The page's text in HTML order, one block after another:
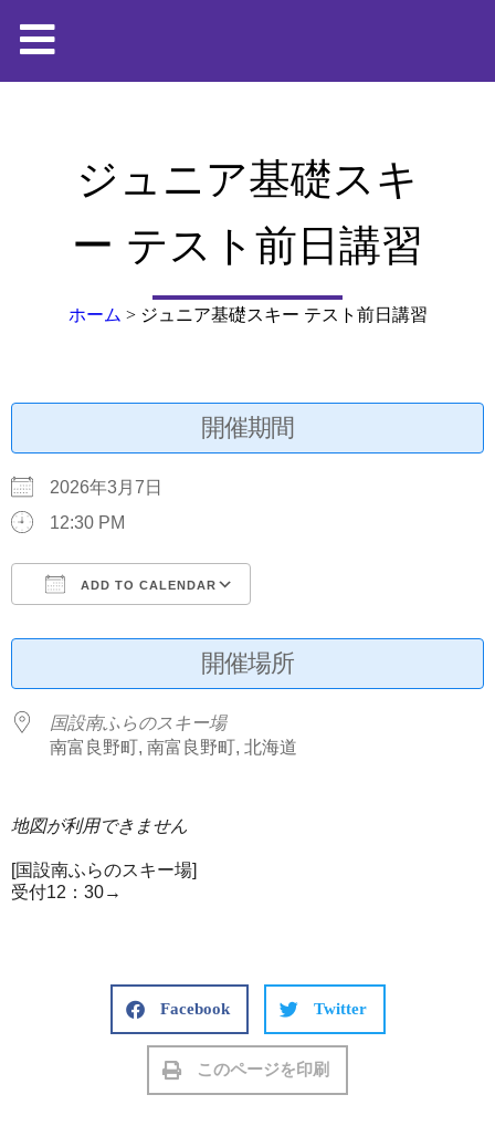
ジュニア基礎スキ
ー テスト前日講習
ホーム > ジュニア基礎スキー テスト前日講習
開催期間
2026年3月7日
12:30 PM
ADD TO CALENDAR
開催場所
国設南ふらのスキー場
南富良野町, 南富良野町, 北海道
地図が利用できません
[国設南ふらのスキー場]
受付12：30→
Facebook Twitter
このページを印刷